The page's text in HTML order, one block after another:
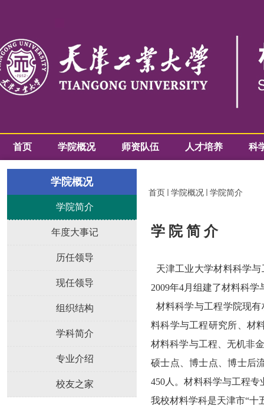
首页 学院概况 师资队伍 人才培养 科
学院概况
学院简介
年度大事记
历任领导
现任领导
组织结构
学科简介
专业介绍
校友之家
首页 学院概况 学院简介
学 院 简 介
天津工业大学材料科学
2009年4月组建了材料科学
材料科学与工程学院现
料科学与工程研究所、 材
材料科学与工程、无机非
硕士点、博士点、博士后
450 人。材料科学与工程
我校材料学科是天津市“十